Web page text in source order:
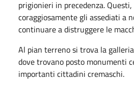
prigionieri in precedenza.
coraggiosamente gli assediati a
continuare a distruggere le
Al pian terreno si trova la galleria,
dove trovano posto monumenti
importanti cittadini cremaschi.